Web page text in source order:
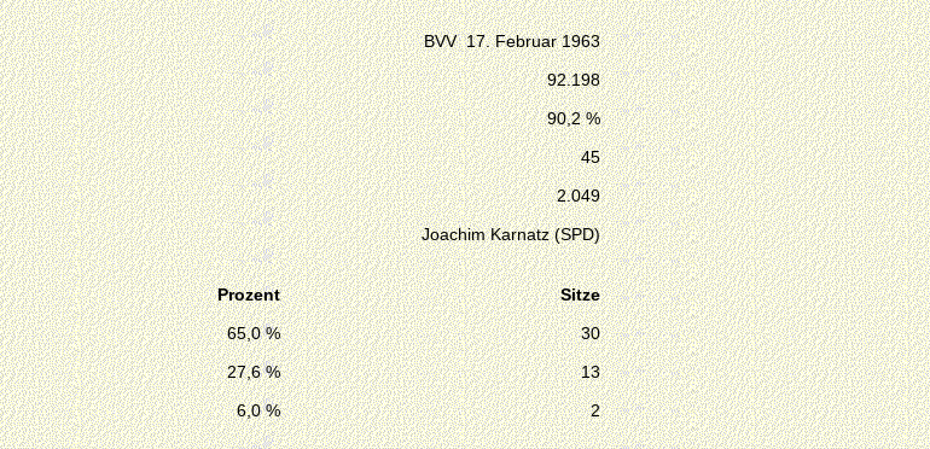
BVV 17. Februar 1963
92.198
90,2 %
45
2.049
Joachim Karnatz (SPD)
Prozent
Sitze
65,0 %
30
27,6 %
13
6,0 % 2